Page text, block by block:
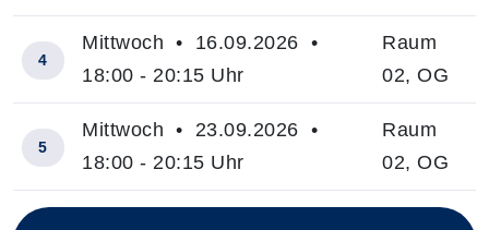
Insgesamt gibt es 7 Termine zum diesen Kurs
4
Mittwoch • 16.09.2026 •
18:00 - 20:15 Uhr
Raum
02, OG
5
Mittwoch • 23.09.2026 •
18:00 - 20:15 Uhr
Raum
02, OG